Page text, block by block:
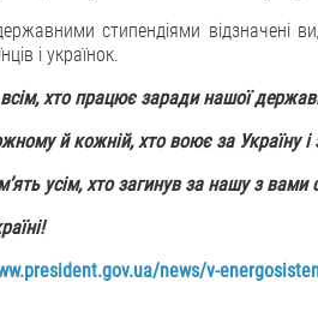
стипендіями відзначені
і українок.
хто працює заради нашої
й кожній, хто воює за
усім, хто загинув за нашу з вами
news/v-